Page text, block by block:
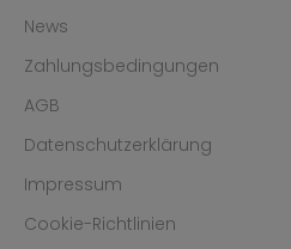
News
Zahlungsbedingungen
AGB
Datenschutzerklärung
Impressum
Cookie-Richtlinien